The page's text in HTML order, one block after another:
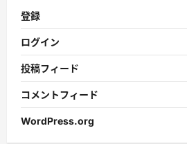
登録
ログイン
投稿フィード
コメントフィード
WordPress.org